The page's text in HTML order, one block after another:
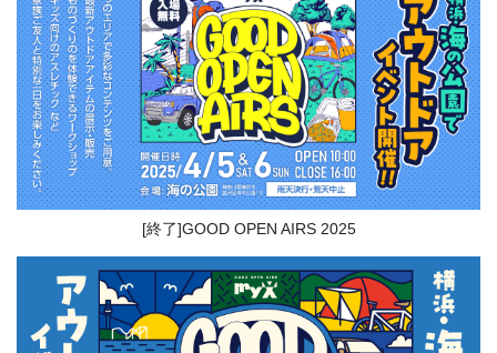
[終了]GOOD OPEN AIRS 2025